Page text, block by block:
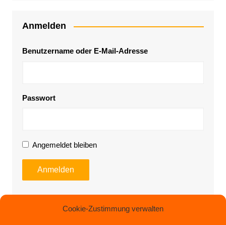
Cookie-Zustimmung verwalten
Anmelden
Benutzername oder E-Mail-Adresse
Passwort
Angemeldet bleiben
Anmelden